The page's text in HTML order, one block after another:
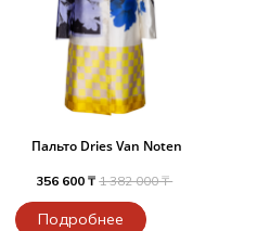
Пальто Dries Van Noten
356 600 ₸1 382 000 ₸
Подробнее